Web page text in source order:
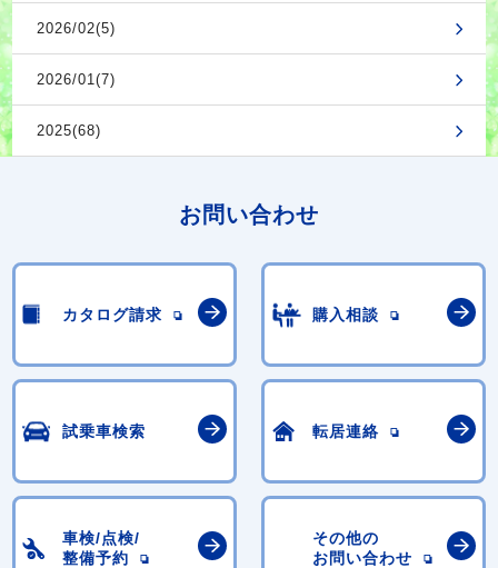
2026/02(5)
2026/01(7)
2025(68)
お問い合わせ
カタログ請求 購入相談
試乗車検索 転居連絡
車検/点検/
整備予約
その他の
お問い合わせ